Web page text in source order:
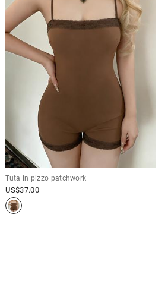
Tuta in pizzo patchwork
US$37.00